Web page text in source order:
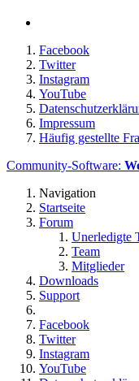
Facebook
Twitter
Instagram
YouTube
Impressum
Häufig gestellte
Community-Software:
Navigation
Startseite
Forum
Unerledigte
Team
Mitglieder
Downloads
Support
Facebook
Twitter
Instagram
YouTube